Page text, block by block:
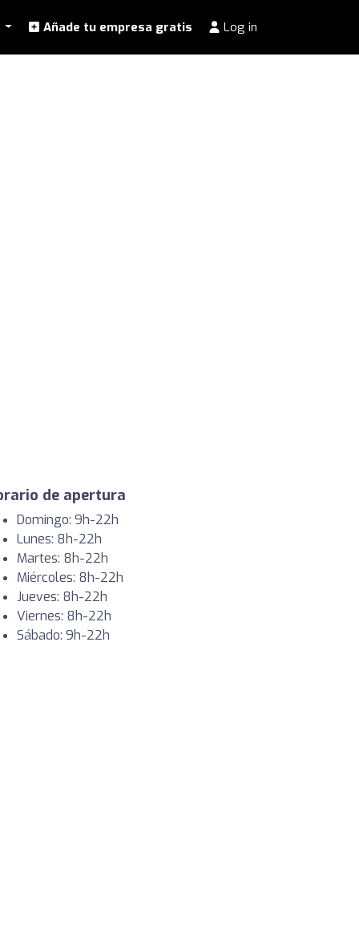
Añade tu empresa gratis Log in
de apertura
Domingo: 9h-22h
Lunes: 8h-22h
Martes: 8h-22h
Miércoles: 8h-22h
Jueves: 8h-22h
Viernes: 8h-22h
Sábado: 9h-22h